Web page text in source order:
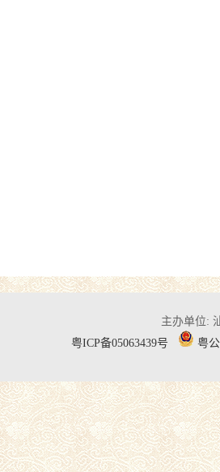
主办单位:
粤ICP备05063439号
粤